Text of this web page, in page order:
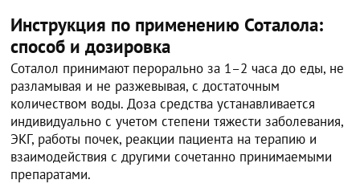
Инструкция по применению Соталола:
способ и дозировка
Соталол принимают перорально за 1–2 часа до еды, не
разламывая и не разжевывая, с достаточным
количеством воды. Доза средства устанавливается
индивидуально с учетом степени тяжести заболевания,
ЭКГ, работы почек, реакции пациента на терапию и
взаимодействия с другими сочетанно принимаемыми
препаратами.